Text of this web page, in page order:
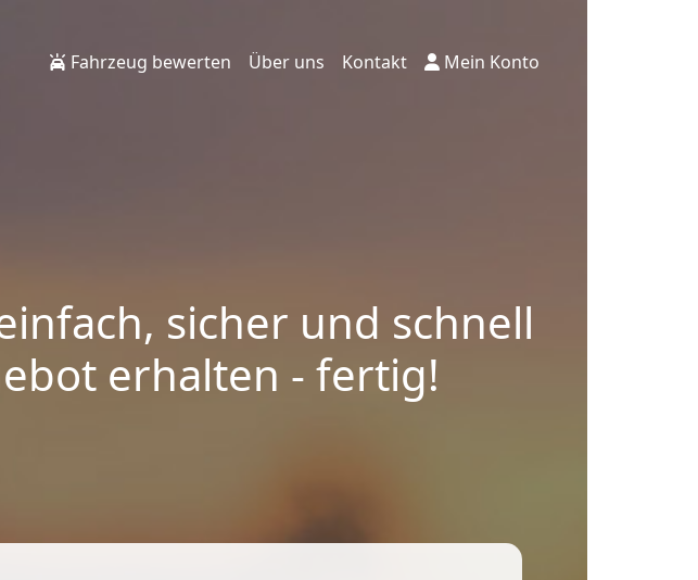
Fahrzeug bewerten Über uns Kontakt Mein Konto
sicher und schnell
erhalten - fertig!